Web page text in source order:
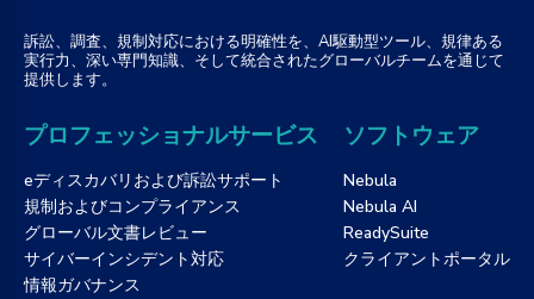
訴訟、調査、規制対応における明確性を、AI駆動型ツール、規律ある
実行力、深い専門知識、そして統合されたグローバルチームを通じて
提供します。
プロフェッショナルサービス
eディスカバリおよび訴訟サポート
規制およびコンプライアンス
グローバル文書レビュー
サイバーインシデント対応
情報ガバナンス
ソフトウェア
Nebula
Nebula AI
ReadySuite
クライアントポータル